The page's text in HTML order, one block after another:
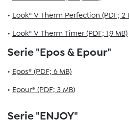
• Look® V Therm Perfection (PDF; 2
• Look® V Therm Timer (PDF; 1,9 MB)
Serie "Epos & Epour"
• Epos® (PDF; 6 MB)
• Epour® (PDF; 3 MB)
Serie "ENJOY"